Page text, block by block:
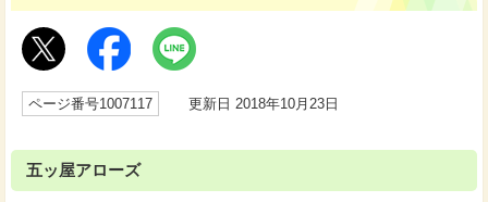
ページ番号1007117 更新日 2018年10月23日
五ッ屋アローズ